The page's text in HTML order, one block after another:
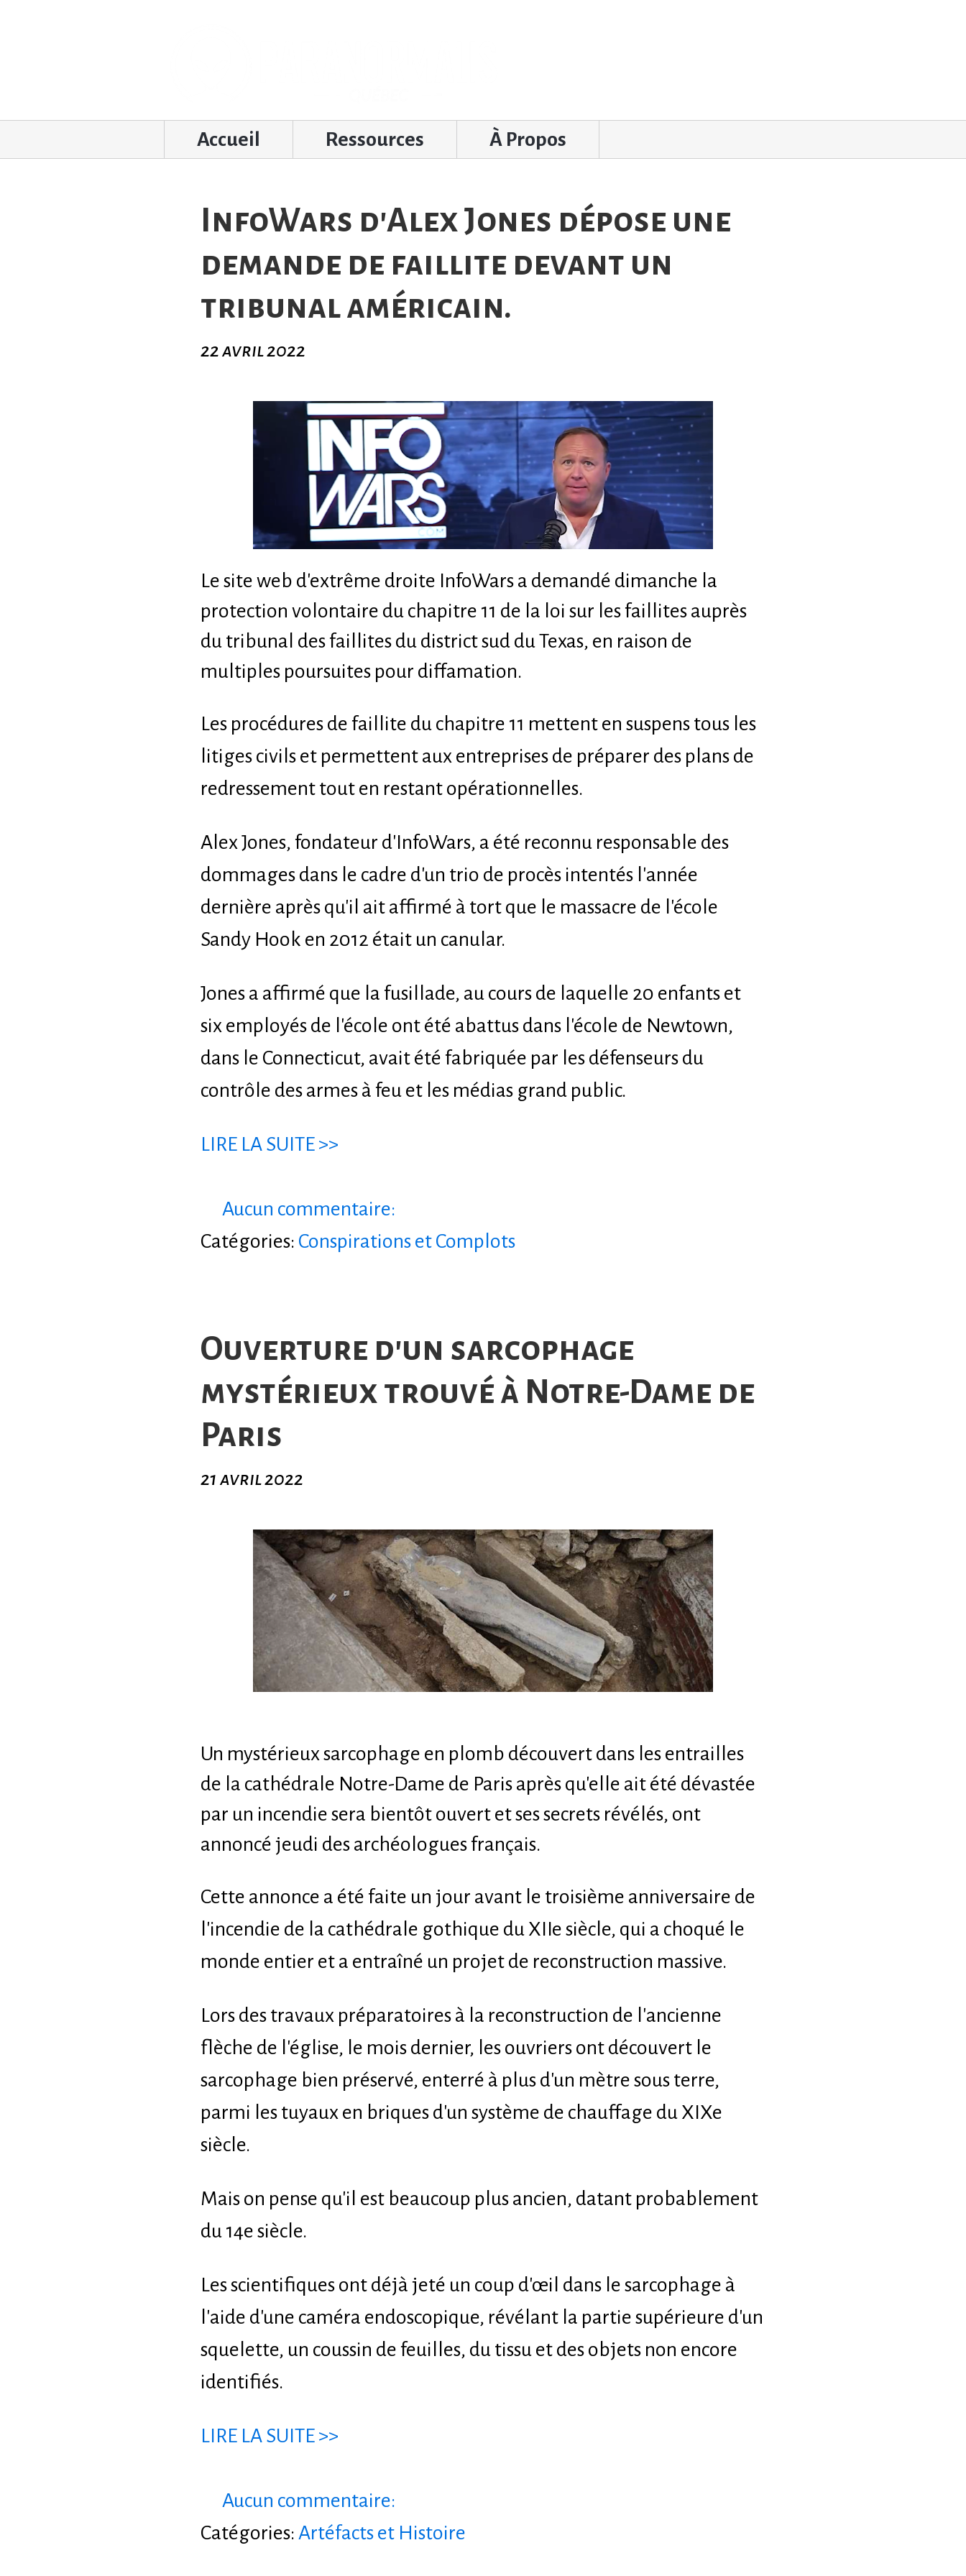
Accueil Ressources À Propos
InfoWars d'Alex Jones dépose une
demande de faillite devant un
tribunal américain.
22 avril 2022
Le site web d'extrême droite InfoWars a demandé dimanche la
protection volontaire du chapitre 11 de la loi sur les faillites auprès
du tribunal des faillites du district sud du Texas, en raison de
multiples poursuites pour diffamation.
Les procédures de faillite du chapitre 11 mettent en suspens tous les
litiges civils et permettent aux entreprises de préparer des plans de
redressement tout en restant opérationnelles.
Alex Jones, fondateur d'InfoWars, a été reconnu responsable des
dommages dans le cadre d'un trio de procès intentés l'année
dernière après qu'il ait affirmé à tort que le massacre de l'école
Sandy Hook en 2012 était un canular.
Jones a affirmé que la fusillade, au cours de laquelle 20 enfants et
six employés de l'école ont été abattus dans l'école de Newtown,
dans le Connecticut, avait été fabriquée par les défenseurs du
contrôle des armes à feu et les médias grand public.
LIRE LA SUITE >>
Aucun commentaire:
Catégories: Conspirations et Complots
Ouverture d'un sarcophage
mystérieux trouvé à Notre-Dame de
Paris
21 avril 2022
Un mystérieux sarcophage en plomb découvert dans les entrailles
de la cathédrale Notre-Dame de Paris après qu'elle ait été dévastée
par un incendie sera bientôt ouvert et ses secrets révélés, ont
annoncé jeudi des archéologues français.
Cette annonce a été faite un jour avant le troisième anniversaire de
l'incendie de la cathédrale gothique du XIIe siècle, qui a choqué le
monde entier et a entraîné un projet de reconstruction massive.
Lors des travaux préparatoires à la reconstruction de l'ancienne
flèche de l'église, le mois dernier, les ouvriers ont découvert le
sarcophage bien préservé, enterré à plus d'un mètre sous terre,
parmi les tuyaux en briques d'un système de chauffage du XIXe
siècle.
Mais on pense qu'il est beaucoup plus ancien, datant probablement
du 14e siècle.
Les scientifiques ont déjà jeté un coup d'œil dans le sarcophage à
l'aide d'une caméra endoscopique, révélant la partie supérieure d'un
squelette, un coussin de feuilles, du tissu et des objets non encore
identifiés.
LIRE LA SUITE >>
Aucun commentaire:
Catégories: Artéfacts et Histoire